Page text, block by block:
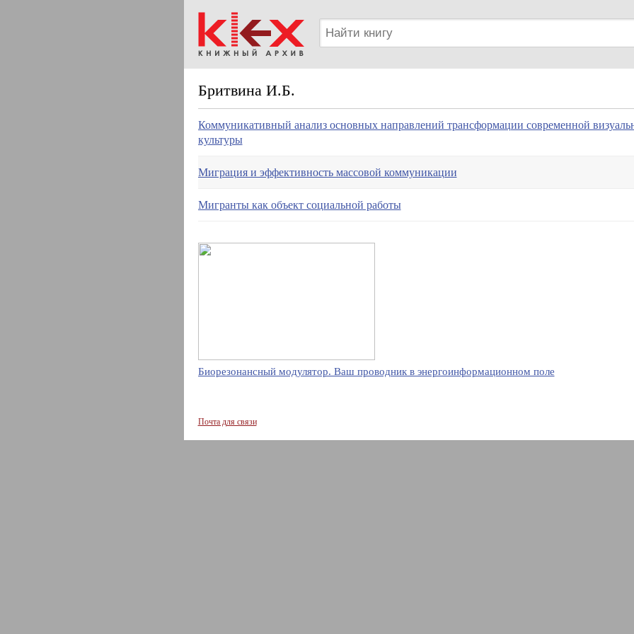
Бритвина И.Б.
Коммуникативный анализ основных направлений трансформации современной
культуры
Миграция и эффективность массовой коммуникации
Мигранты как объект социальной работы
Биорезонансный модулятор. Ваш проводник в энергоинформационном поле
Почта для связи